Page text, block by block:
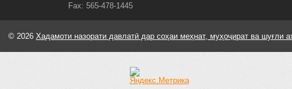
Fax: 565-478-1445
© 2026 Хадамоти назорати давлатӣ дар соҳаи меҳнат, муҳоҷират ва шуғли